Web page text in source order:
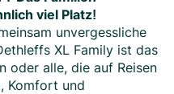
viel Platz!
unvergessliche
XL Family ist das
oder alle, die auf Reisen
Komfort und